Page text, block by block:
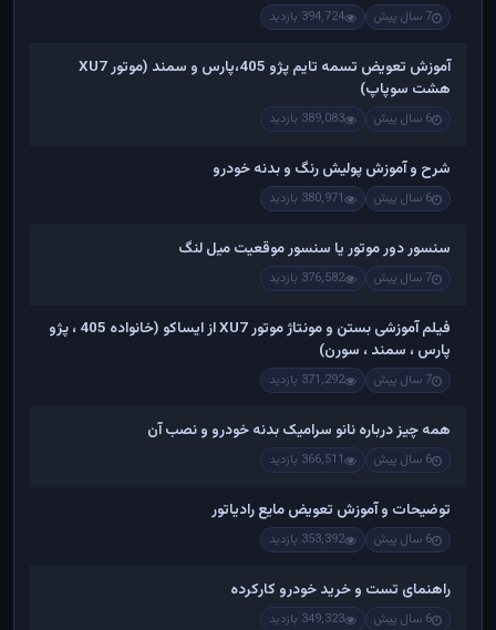
7 سال پیش 394,724 بازدید
آموزش تعویض تسمه تایم پژو 405،پارس و سمند (موتور XU7
هشت سوپاپ)
6 سال پیش 389,083 بازدید
شرح و آموزش پولیش رنگ و بدنه خودرو
6 سال پیش 380,971 بازدید
سنسور دور موتور یا سنسور موقعیت میل لنگ
7 سال پیش 376,582 بازدید
فیلم آموزشی بستن و مونتاژ موتور XU7 از ایساکو (خانواده 405 ، پژو
پارس ، سمند ، سورن)
7 سال پیش 371,292 بازدید
همه چیز درباره نانو سرامیک بدنه خودرو و نصب آن
6 سال پیش 366,511 بازدید
توضیحات و آموزش تعویض مایع رادیاتور
6 سال پیش 353,392 بازدید
راهنمای تست و خريد خودرو کارکرده
6 سال پیش 349,323 بازدید